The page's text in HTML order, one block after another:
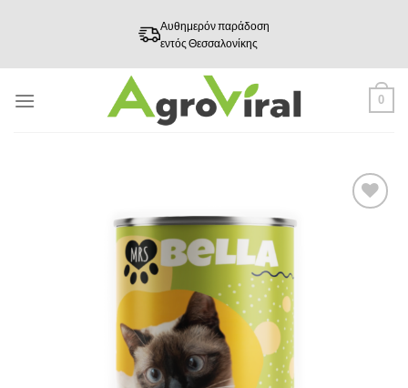
Αυθημερόν παράδοση
εντός Θεσσαλονίκης
0